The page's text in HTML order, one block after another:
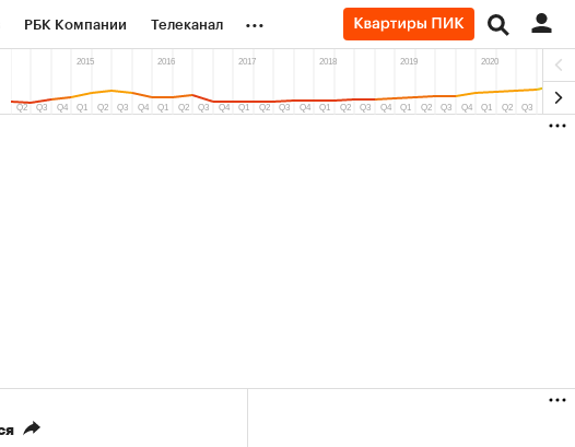
РБК Компании Телеканал ...